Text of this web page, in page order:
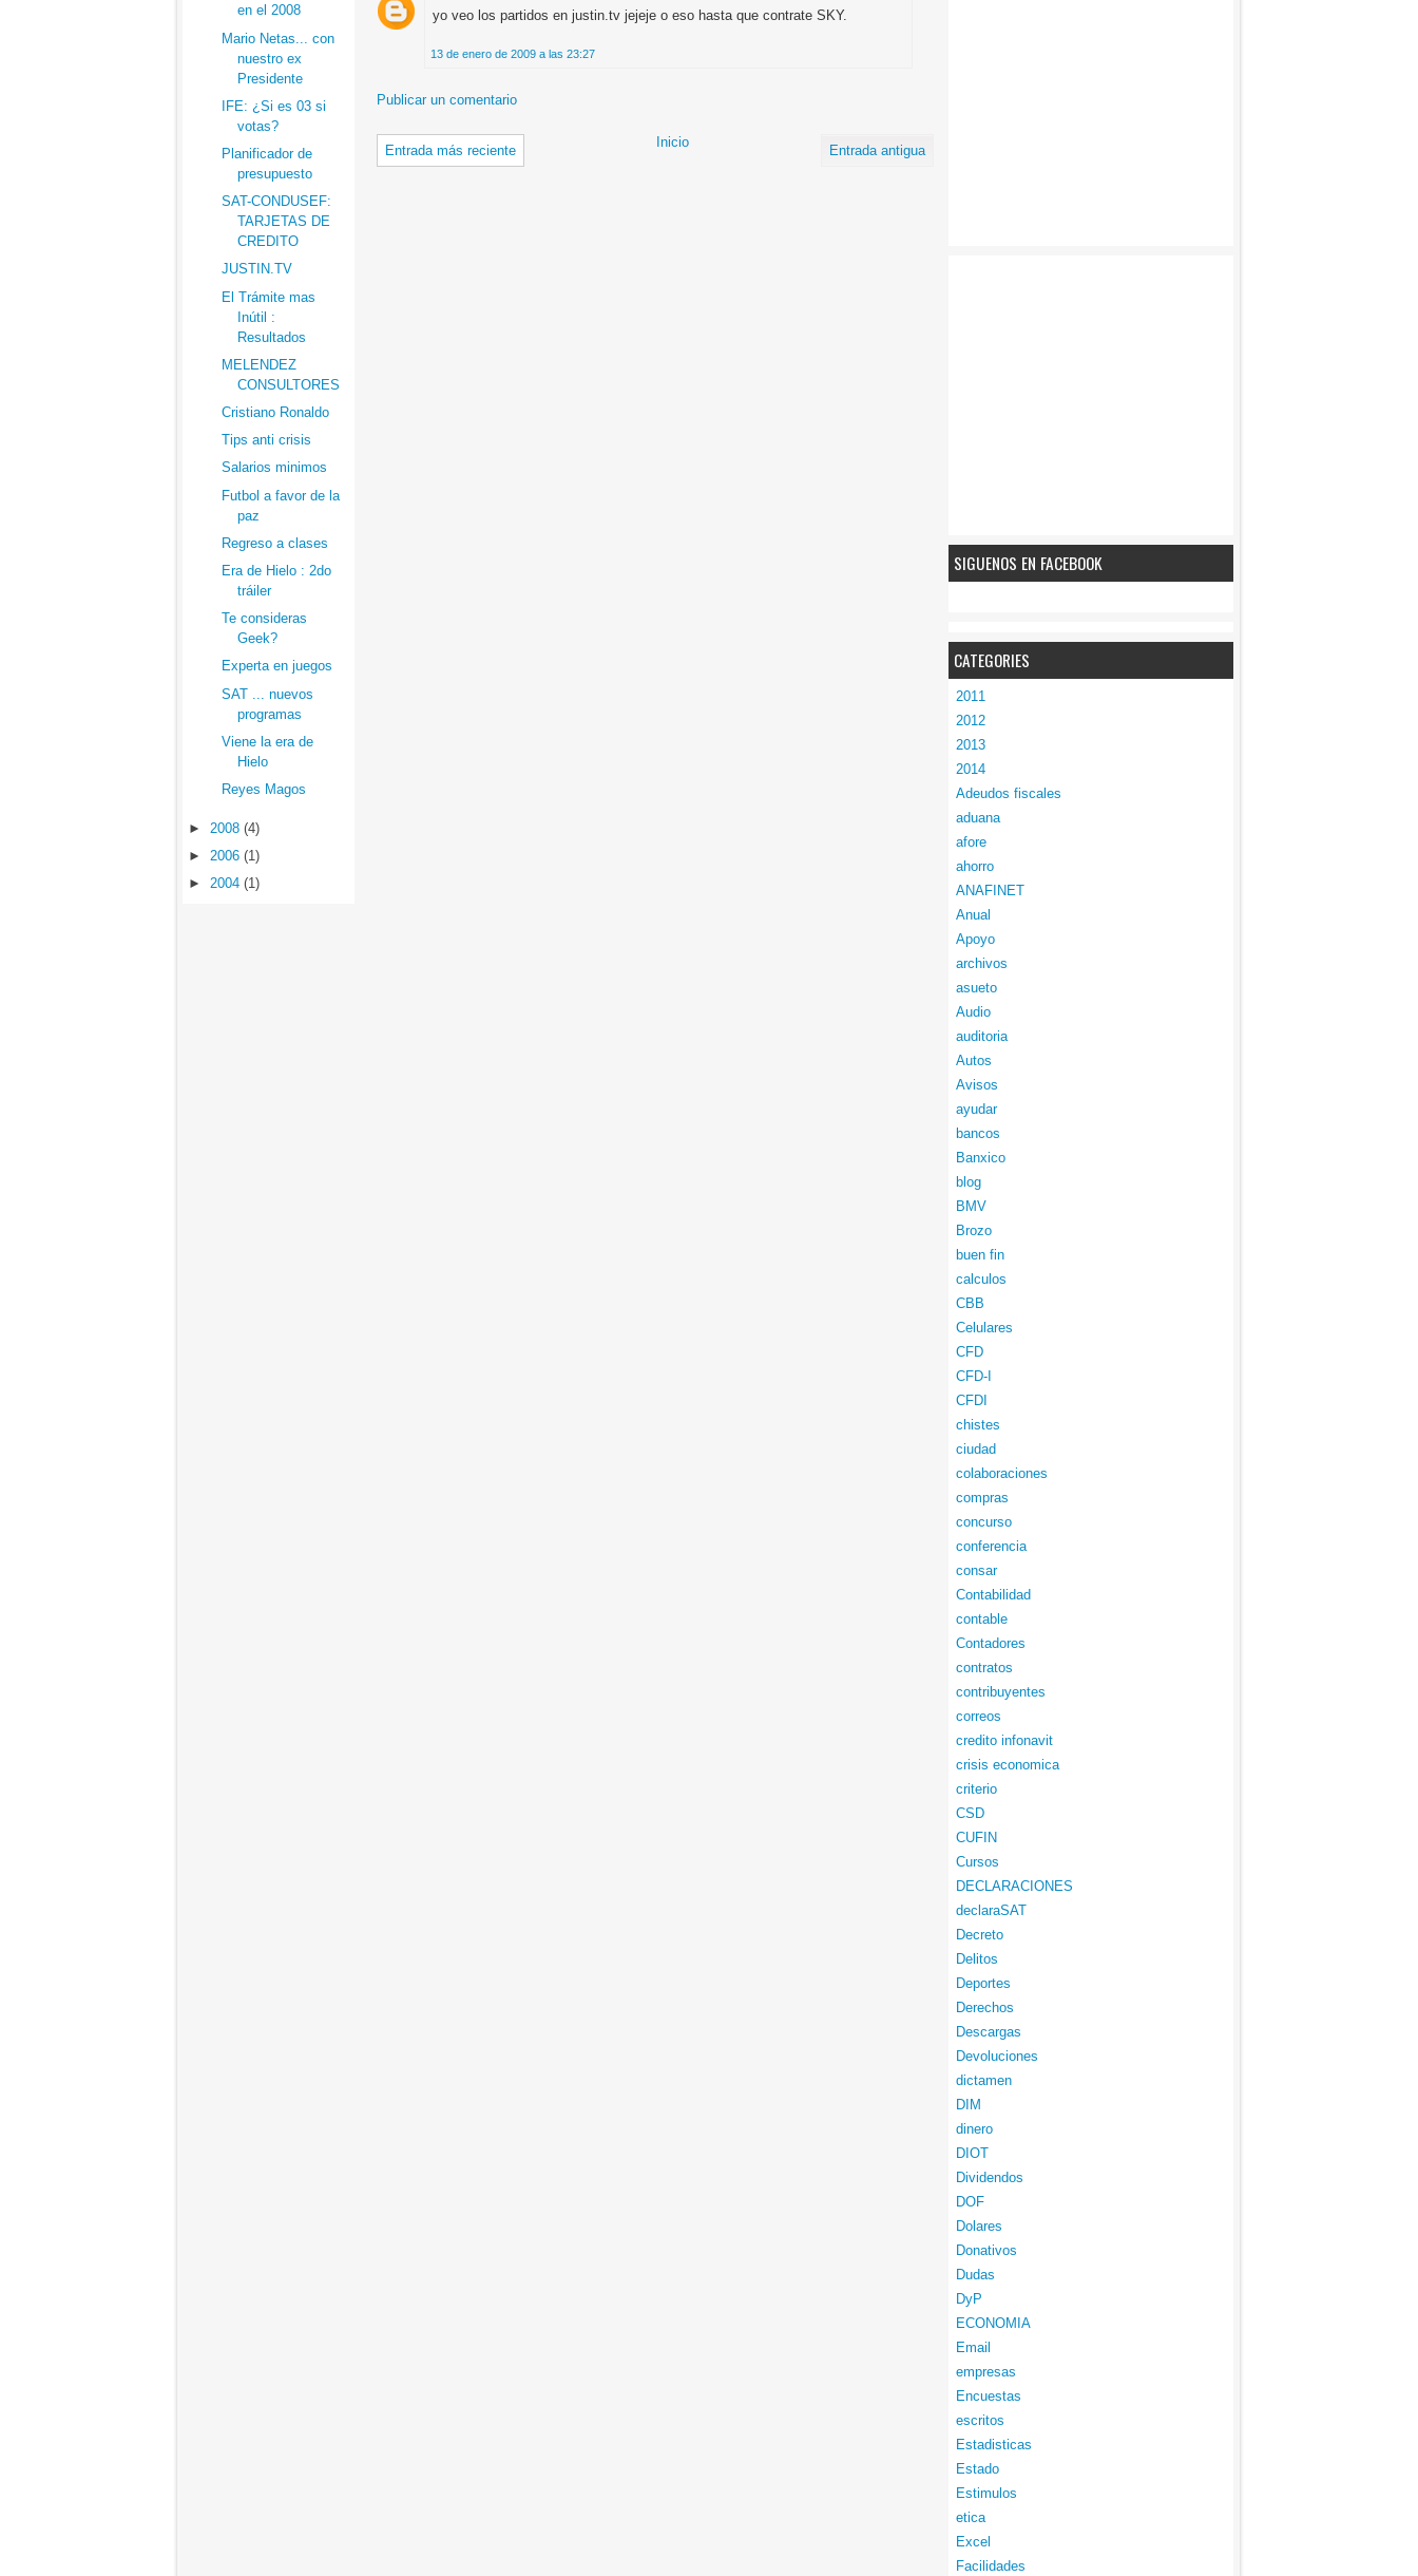
SIGUENOS EN FACEBOOK
CATEGORIES
2011
2012
2013
2014
Adeudos fiscales
aduana
afore
ahorro
ANAFINET
Anual
Apoyo
archivos
asueto
Audio
auditoria
Autos
Avisos
ayudar
bancos
Banxico
blog
BMV
Brozo
buen fin
calculos
CBB
Celulares
CFD
CFD-I
CFDI
chistes
ciudad
colaboraciones
compras
concurso
conferencia
consar
Contabilidad
contable
Contadores
contratos
contribuyentes
correos
credito infonavit
crisis economica
criterio
CSD
CUFIN
Cursos
DECLARACIONES
declaraSAT
Decreto
Delitos
Deportes
Derechos
Descargas
Devoluciones
dictamen
DIM
dinero
DIOT
Dividendos
DOF
Dolares
Donativos
Dudas
DyP
ECONOMIA
Email
empresas
Encuestas
escritos
Estadisticas
Estado
Estimulos
etica
Excel
Facilidades
yo veo los partidos en justin.tv jejeje o eso hasta que contrate SKY.
13 de enero de 2009 a las 23:27
Publicar un comentario
Entrada más reciente Entrada antigua
Inicio
en el 2008
Mario Netas... con
nuestro ex
Presidente
IFE: ¿Si es 03 si
votas?
Planificador de
presupuesto
SAT-CONDUSEF:
TARJETAS DE
CREDITO
JUSTIN.TV
El Trámite mas
Inútil :
Resultados
MELENDEZ
CONSULTORES
Cristiano Ronaldo
Tips anti crisis
Salarios minimos
Futbol a favor de la
paz
Regreso a clases
Era de Hielo : 2do
tráiler
Te consideras
Geek?
Experta en juegos
SAT ... nuevos
programas
Viene la era de
Hielo
Reyes Magos
► 2008 (4)
► 2006 (1)
► 2004 (1)